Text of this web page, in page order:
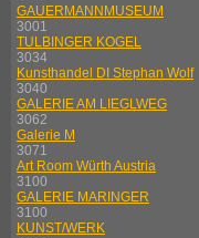
GAUERMANNMUSEUM
3001
TULBINGER KOGEL
3034
Kunsthandel DI Stephan Wolf
3040
GALERIE AM LIEGLWEG
3062
Galerie M
3071
Art Room Würth Austria
3100
GALERIE MARINGER
3100
KUNST/WERK